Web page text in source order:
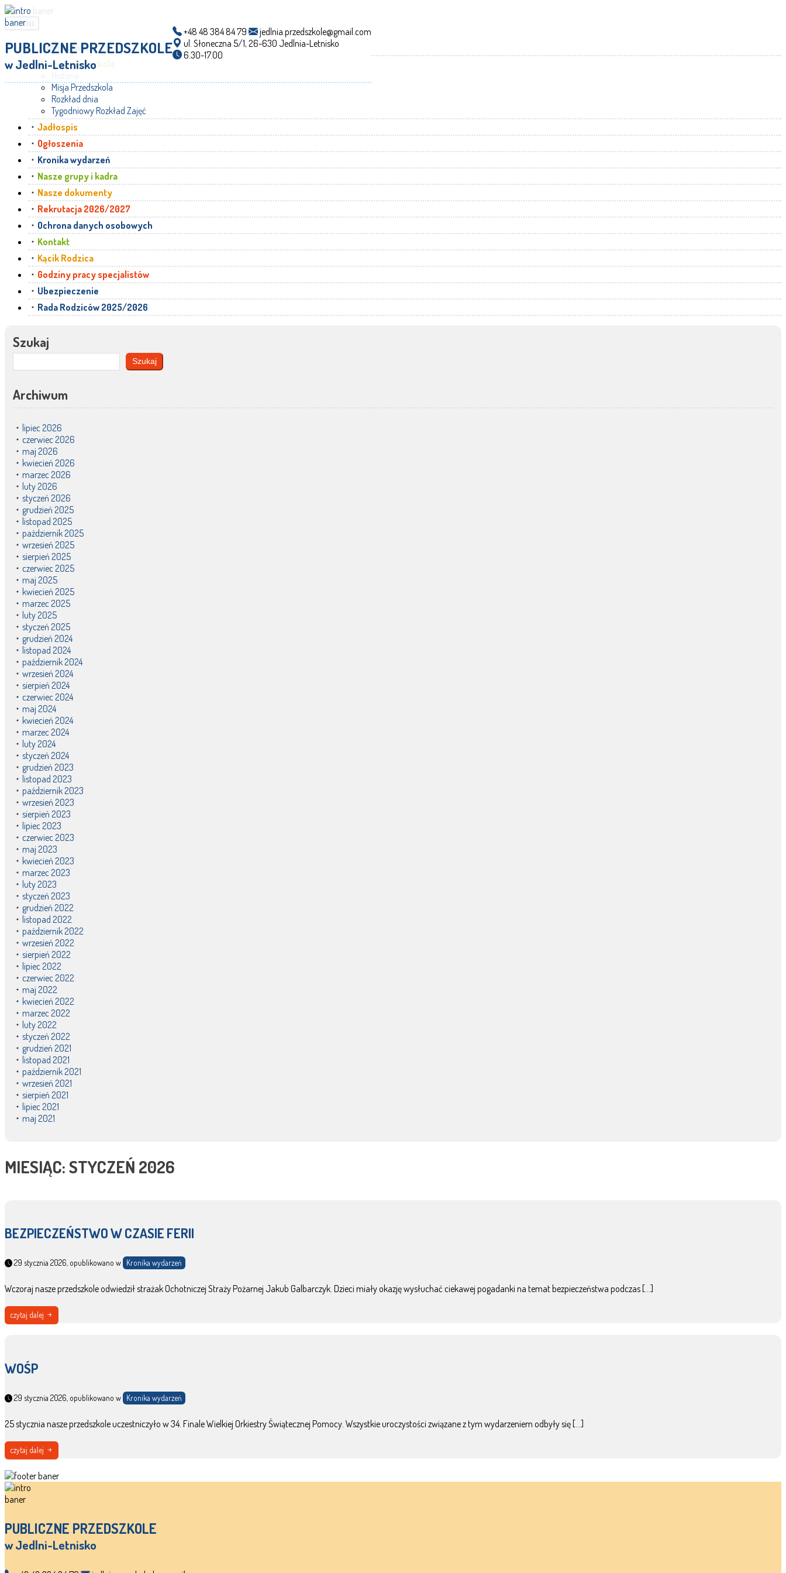
PUBLICZNE PRZEDSZKOLE
w Jedlni-Letnisko
+48 48 384 84 79
jedlnia.przedszkole@gmail.com
ul. Słoneczna 5/1, 26-630 Jedlnia-Letnisko
6.30-17.00
menu
Strona główna
Nasze przedszkole
Misja Przedszkola
Rozkład dnia
Tygodniowy Rozkład Zajęć
Jadłospis
Ogłoszenia
Kronika wydarzeń
Nasze grupy i kadra
Nasze dokumenty
Rekrutacja 2026/2027
Ochrona danych osobowych
Kontakt
Kącik Rodzica
Godziny pracy specjalistów
Ubezpieczenie
Rada Rodziców 2025/2026
Szukaj
Szukaj
Archiwum
lipiec 2026
czerwiec 2026
maj 2026
kwiecień 2026
marzec 2026
luty 2026
styczeń 2026
grudzień 2025
listopad 2025
październik 2025
wrzesień 2025
sierpień 2025
czerwiec 2025
maj 2025
kwiecień 2025
marzec 2025
luty 2025
styczeń 2025
grudzień 2024
listopad 2024
październik 2024
wrzesień 2024
sierpień 2024
czerwiec 2024
maj 2024
kwiecień 2024
marzec 2024
luty 2024
styczeń 2024
grudzień 2023
listopad 2023
październik 2023
wrzesień 2023
sierpień 2023
lipiec 2023
czerwiec 2023
maj 2023
kwiecień 2023
marzec 2023
luty 2023
styczeń 2023
grudzień 2022
listopad 2022
październik 2022
wrzesień 2022
sierpień 2022
lipiec 2022
czerwiec 2022
maj 2022
kwiecień 2022
marzec 2022
luty 2022
styczeń 2022
grudzień 2021
listopad 2021
październik 2021
wrzesień 2021
sierpień 2021
lipiec 2021
maj 2021
MIESIĄC:STYCZEŃ 2026
BEZPIECZEŃSTWO W CZASIE FERII
29 stycznia 2026, opublikowano w Kronika wydarzeń
Wczoraj nasze przedszkole odwiedził strażak Ochotniczej Straży Pożarnej Jakub Galbarczyk. Dzieci miały okazję wysłuchać ciekawej pogadanki na temat bezpieczeństwa podczas […]
czytaj dalej
WOŚP
29 stycznia 2026, opublikowano w Kronika wydarzeń
25 stycznia nasze przedszkole uczestniczyło w 34. Finale Wielkiej Orkiestry Świątecznej Pomocy. Wszystkie uroczystości związane z tym wydarzeniem odbyły się […]
czytaj dalej
PUBLICZNE PRZEDSZKOLE
w Jedlni-Letnisko